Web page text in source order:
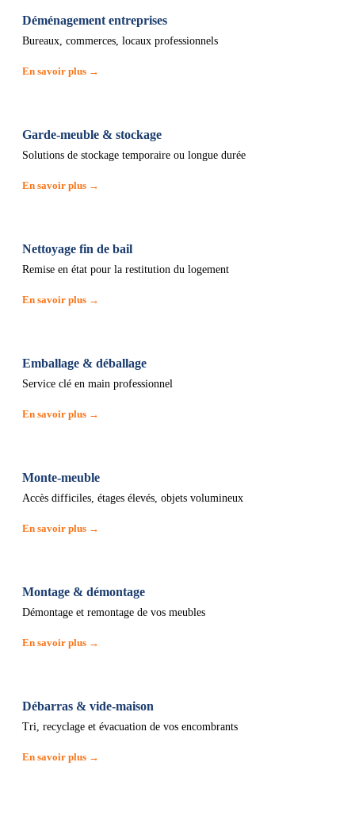
Déménagement entreprises
Bureaux, commerces, locaux professionnels
En savoir plus →
Garde-meuble & stockage
Solutions de stockage temporaire ou longue durée
En savoir plus →
Nettoyage fin de bail
Remise en état pour la restitution du logement
En savoir plus →
Emballage & déballage
Service clé en main professionnel
En savoir plus →
Monte-meuble
Accès difficiles, étages élevés, objets volumineux
En savoir plus →
Montage & démontage
Démontage et remontage de vos meubles
En savoir plus →
Débarras & vide-maison
Tri, recyclage et évacuation de vos encombrants
En savoir plus →